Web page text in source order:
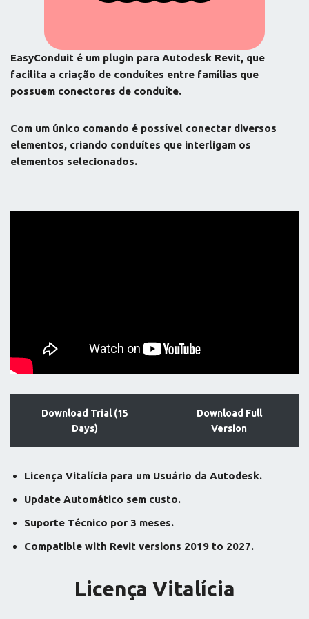
EasyConduit é um plugin para Autodesk Revit, que
facilita a criação de conduítes entre famílias que
possuem conectores de conduíte.
Com um único comando é possível conectar diversos
elementos, criando conduítes que interligam os
elementos selecionados.
Download Trial (15
Days)
Download Full
Version
Licença Vitalícia para um Usuário da Autodesk.
Update Automático sem custo.
Suporte Técnico por 3 meses.
Compatible with Revit versions 2019 to 2027.
Licença Vitalícia